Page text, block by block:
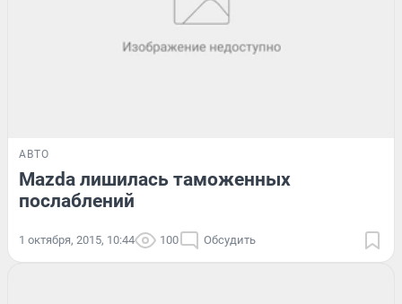
АВТО
Mazda лишилась таможенных
послаблений
1 октября, 2015, 10:44 100 Обсудить